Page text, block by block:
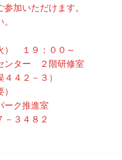
加いただけます。
１９：００～
ー ２階研修室
－３）
ク推進室
４８２